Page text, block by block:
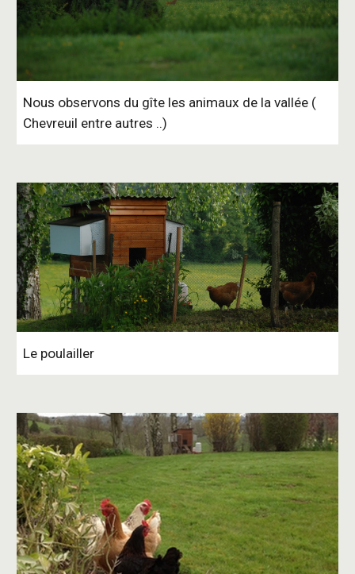
Nous observons du gîte les animaux de la vallée (
Chevreuil entre autres ..)
Le poulailler